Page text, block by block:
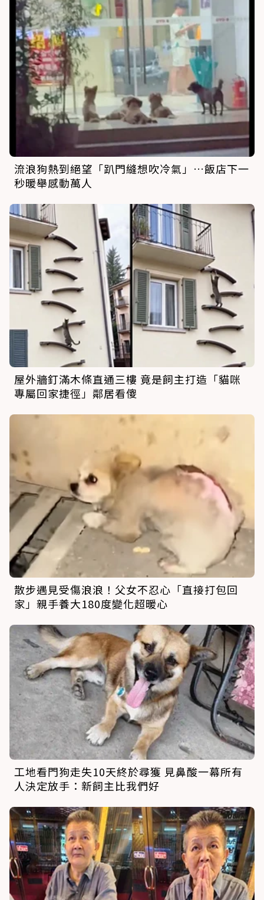
流浪狗熱到絕望「趴門縫想吹冷氣」…飯店下一
秒暖舉感動萬人
屋外牆釘滿木條直通三樓 竟是飼主打造「貓咪
專屬回家捷徑」鄰居看傻
散步遇見受傷浪浪！父女不忍心「直接打包回
家」親手養大180度變化超暖心
工地看門狗走失10天終於尋獲 見鼻酸一幕所有
人決定放手：新飼主比我們好